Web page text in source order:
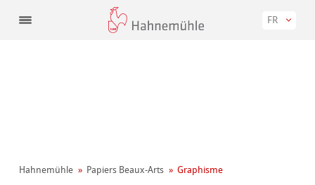
FR
Hahnemühle Papiers Beaux-Arts Graphisme